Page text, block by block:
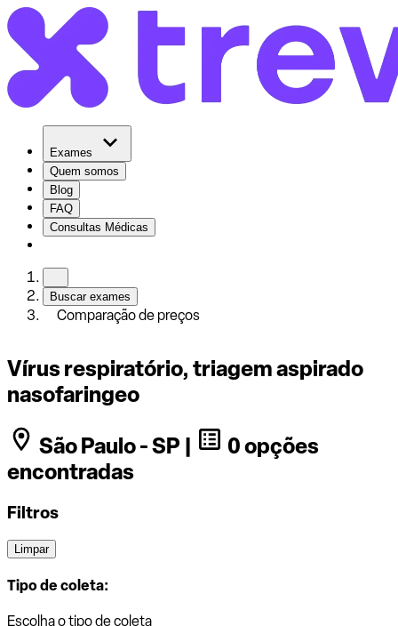
Exames
Quem somos
Blog
FAQ
Consultas Médicas
Buscar exames
Comparação de preços
Vírus respiratório, triagem aspirado
nasofaringeo
São Paulo - SP |
0 opções
encontradas
Filtros
Limpar
Tipo de coleta:
Escolha o tipo de coleta